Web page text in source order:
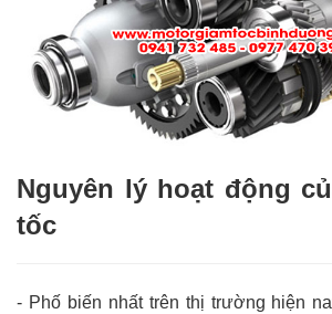
Nguyên lý hoạt động
tốc
- Phố biến nhất trên thị trường hiện